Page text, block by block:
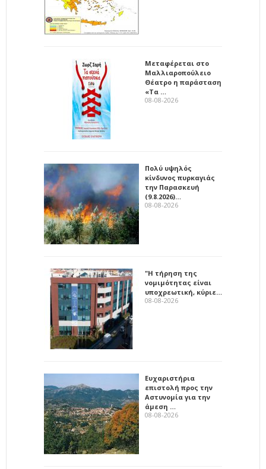
Μεταφέρεται στο
Μαλλιαροπούλειο
Θέατρο η παράσταση
«Τα …
08-08-2026
Πολύ υψηλός
κίνδυνος πυρκαγιάς
την Παρασκευή
(9.8.2026)…
08-08-2026
"Η τήρηση της
νομιμότητας είναι
υποχρεωτική, κύριε…
08-08-2026
Ευχαριστήρια
επιστολή προς την
Αστυνομία για την
άμεση …
08-08-2026